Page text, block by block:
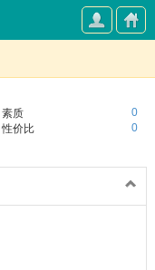
0
素质
0
性价比